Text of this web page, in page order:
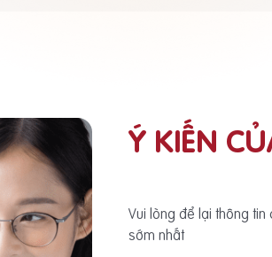
Ý KIẾN
Vui lòng để lại thông
sớm nhất